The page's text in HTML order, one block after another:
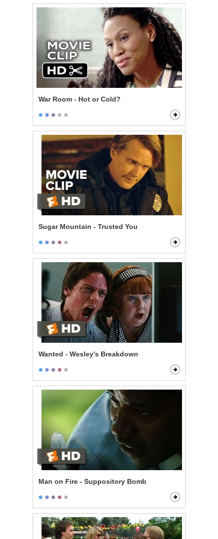
War Room - Hot or Cold?
Sugar Mountain - Trusted You
Wanted - Wesley's Breakdown
Man on Fire - Suppository Bomb